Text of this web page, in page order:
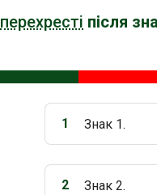
перехресті після
Варіант 1:
1 Знак 1.
2 Знак 2.